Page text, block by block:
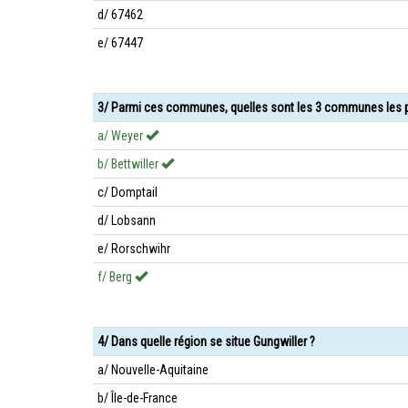
d/ 67462
e/ 67447
3/ Parmi ces communes, quelles sont les 3 communes les
a/ Weyer
b/ Bettwiller
c/ Domptail
d/ Lobsann
e/ Rorschwihr
f/ Berg
4/ Dans quelle région se situe Gungwiller ?
a/ Nouvelle-Aquitaine
b/ Île-de-France